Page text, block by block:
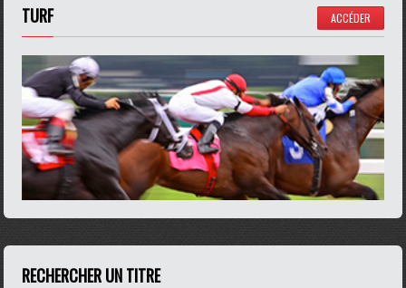
TURF ACCÉDER
RECHERCHER UN TITRE